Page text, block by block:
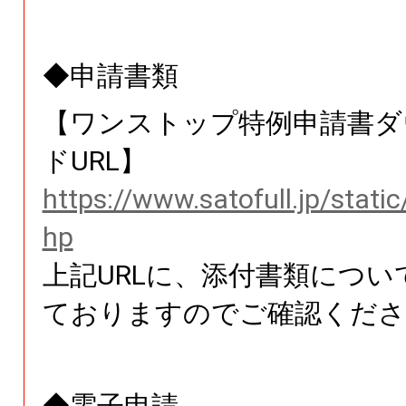
◆申請書類
【ワンストップ特例申請書
ドURL】
https://www.satofull.jp/
hp
上記URLに、添付書類につい
ておりますのでご確認くだ